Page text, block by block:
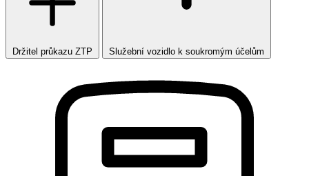
Držitel průkazu ZTP Služební vozidlo k soukromým účelům